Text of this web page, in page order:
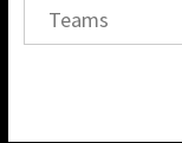
Teams